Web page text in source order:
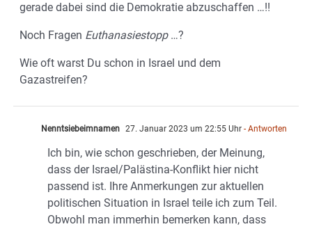
gerade dabei sind die Demokratie abzuschaffen …!!
Noch Fragen Euthanasiestopp…?
Wie oft warst Du schon in Israel und dem
Gazastreifen?
Nenntsiebeimnamen 27. Januar 2023 um 22:55 Uhr - Antworten
Ich bin, wie schon geschrieben, der Meinung,
dass der Israel/Palästina-Konflikt hier nicht
passend ist. Ihre Anmerkungen zur aktuellen
politischen Situation in Israel teile ich zum Teil.
Obwohl man immerhin bemerken kann, dass